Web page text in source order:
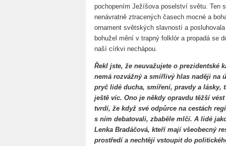
pochopením Ježíšova poselství světu. Ten
nenávratně ztracených časech mocné a
ornament světských slavností a
bohužel mění v trapný folklór a propadá se
naší církvi nechápou.
Řekl jste, že neuvažujete o prezidentské
nemá rozvážný a smířlivý hlas naději na
pryč lidé ducha, smíření, pravdy a lásky,
ještě víc. Ono je někdy opravdu těžší
tvrdí, že když své odpůrce na cestách
s ním debatovali, zbaběle mlčí. A lidé
Lenka Bradáčová, kteří mají všeobecný
prostředí a nechtějí vstoupit do